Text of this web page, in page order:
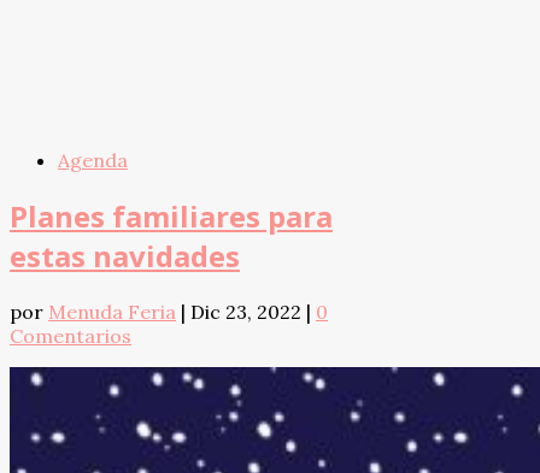
Agenda
Planes familiares para
estas navidades
por Menuda Feria | Dic 23, 2022 | 0
Comentarios